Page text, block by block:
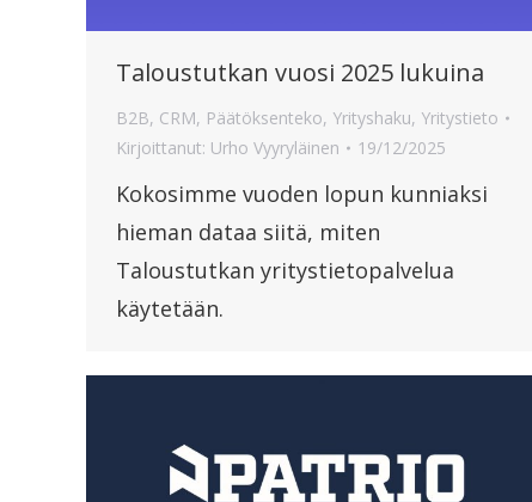
Taloustutkan vuosi 2025 lukuina
B2B, CRM, Päätöksenteko, Yrityshaku, Yritystieto
Kirjoittanut: Urho Vyyryläinen 19/12/2025
Kokosimme vuoden lopun kunniaksi
hieman dataa siitä, miten
Taloustutkan yritystietopalvelua
käytetään.